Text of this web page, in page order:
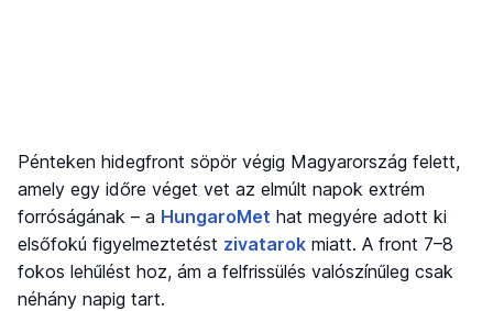
Pénteken hidegfront söpör végig Magyarország felett,
amely egy időre véget vet az elmúlt napok extrém
forróságának – a HungaroMet hat megyére adott ki
elsőfokú figyelmeztetést zivatarok miatt. A front 7–8
fokos lehűlést hoz, ám a felfrissülés valószínűleg csak
néhány napig tart.